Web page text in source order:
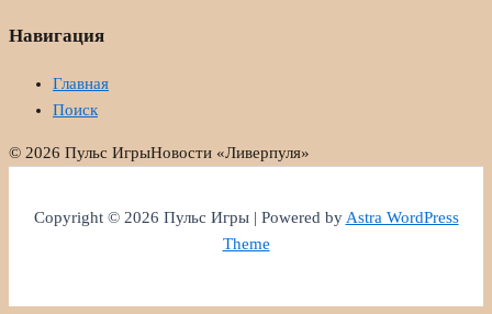
Навигация
Главная
Поиск
© 2026 Пульс ИгрыНовости «Ливерпуля»
Copyright © 2026 Пульс Игры | Powered byAstra WordPress
Theme